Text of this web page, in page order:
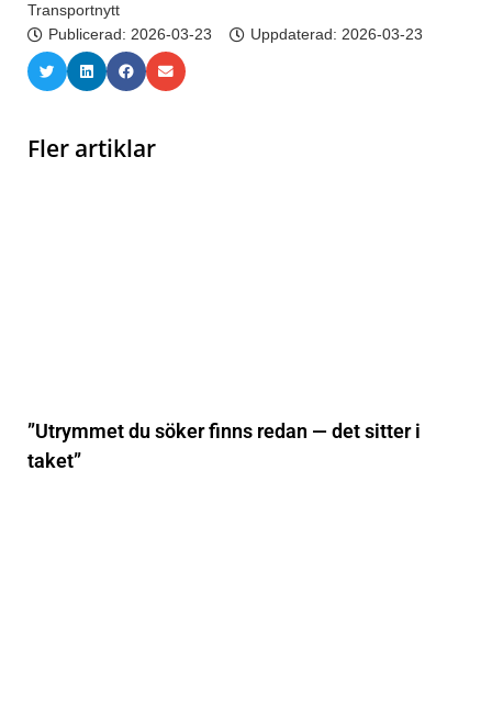
Transportnytt
Publicerad: 2026-03-23 Uppdaterad: 2026-03-23
Fler artiklar
”Utrymmet du söker finns redan — det sitter i
taket”